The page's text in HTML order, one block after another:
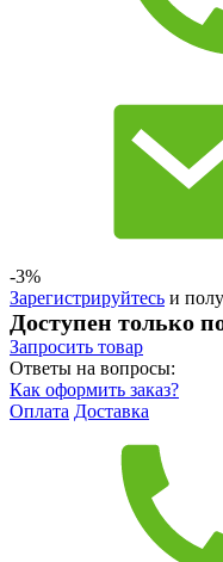
-3%
Зарегистрируйтесь и
Доступен только
Запросить товар
Ответы на вопросы:
Как оформить заказ?
Оплата Доставка